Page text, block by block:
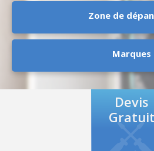
Zone de
Marques
Devis
Gratuit